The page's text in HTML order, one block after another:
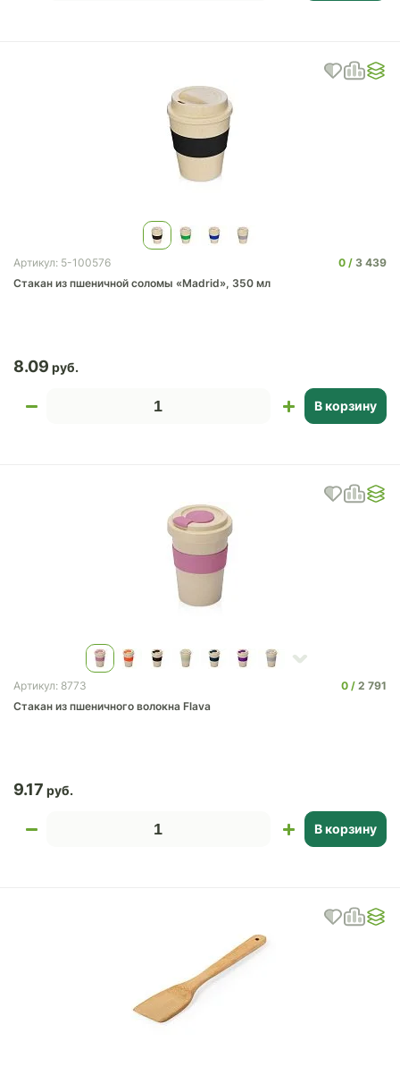
Артикул: 5-100576 0
3 439
Стакан из пшеничной соломы «Madrid», 350 мл
8.09
В корзину
Артикул: 8773 0
2 791
Стакан из пшеничного волокна Flava
9.17
В корзину